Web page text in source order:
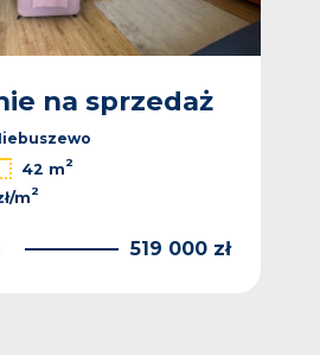
na sprzedaż
42 m2
m2
519 000 zł